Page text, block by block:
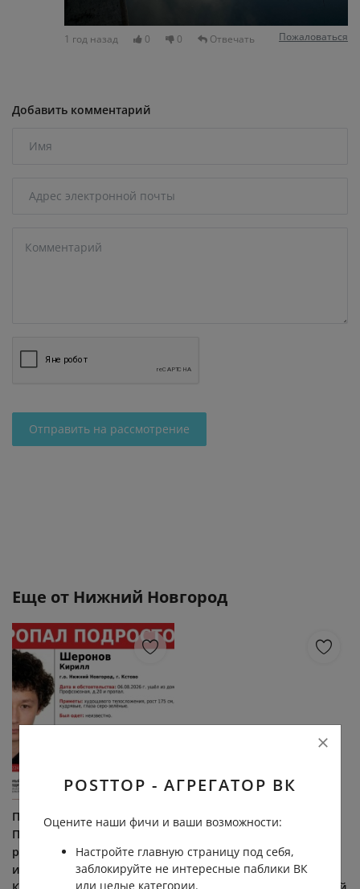
1 год назад 0 0 Отвечать Пожаловаться
Добавить комментарий
Отправить на рассмотрение
Еще от Нижний Новгород
Пропал подросток!
Помогите, пожалуйста,
распространить
информацию! Шеронов
дождалась Когда
Александр Сергеевич
POSTTOP - АГРЕГАТОР ВК
Оцените наши фичи и ваши возможности:
Настройте главную страницу под себя,
заблокируйте не интересные паблики ВК
или целые категории.